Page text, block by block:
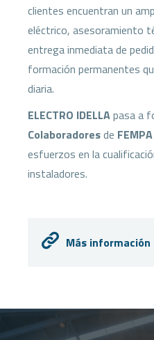
clientes encuentran un
eléctrico, asesoramiento
entrega inmediata de
formación permanentes
diaria.
ELECTRO IDELLApasa a
Colaboradoresde FEMPA
esfuerzos en la
instaladores.
Más información